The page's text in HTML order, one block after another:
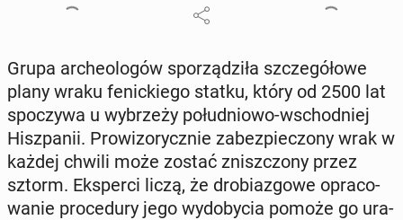
Grupa ar­che­olo­gów spo­rzą­dzi­ła szcze­gó­ło­we
plany wraku fe­nic­kie­go statku, który od 2500 lat
spo­czy­wa u wy­brze­ży po­łu­dnio­wo-wschod­niej
Hisz­pa­nii. Pro­wi­zo­rycz­nie za­bez­pie­czo­ny wrak w
każdej chwili może zostać znisz­czo­ny przez
sztorm. Eks­per­ci liczą, że dro­bia­zgo­we opra­co­
wa­nie pro­ce­du­ry jego wy­do­by­cia pomoże go ura­